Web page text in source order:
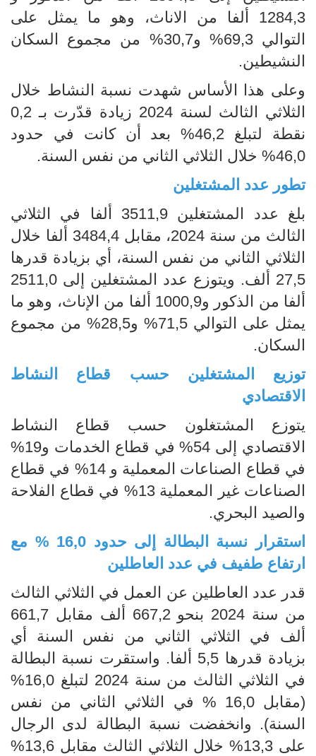
1284,3 ألفا من الاناث، وهو ما يمثل على
التوالي 69,3% و30,7% من مجموع السكان
النشيطين.
وعلى هذا الأساس شهدت نسبة النشاط خلال
الثلاثي الثالث لسنة 2024 زيادة قدّرت بـ 0,2
نقطة لتبلغ 46,2% بعد أن كانت في حدود
46,0% خلال الثلاثي الثاني من نفس السنة.
تطور عدد المشتغلين
بلغ عدد المشتغلين 3511,9 ألفا في الثلاثي
الثالث من سنة 2024، مقابل 3484,4 ألفا خلال
الثلاثي الثاني من نفس السنة، أي بزيادة قدرها
27,5 ألف. ويتوزع عدد المشتغلين إلى 2511,0
ألفا من الذكور و1000,9 ألفا من الإناث، وهو ما
يمثل على التوالي 71,5% و28,5% من مجموع
السكان.
توزيع المشتغلين حسب قطاع النشاط
الاقتصادي
يتوزع المشتغلون حسب قطاع النشاط
الاقتصادي إلى 54% في قطاع الخدمات و19%
في قطاع الصناعات المعملية و 14% في قطاع
الصناعات غير المعملية 13% في قطاع الفلاحة
والصيد البحري.
استقرار نسبة البطالة إلى حدود 16,0 % مع
ارتفاع طفيف في عدد العاطلين
قدر عدد العاطلين عن العمل في الثلاثي الثالث
من سنة 2024 بنحو 667,2 ألف مقابل 661,7
ألف في الثلاثي الثاني من نفس السنة أي
بزيادة قدرها 5,5 ألفا. واستقرت نسبة البطالة
في الثلاثي الثالث من سنة 2024 لتبلغ 16,0%
(مقابل 16,0 % في الثلاثي الثاني من نفس
السنة). وانخفضت نسبة البطالة لدى الرجال
على 13,3% خلال الثلاثي الثالث مقابل 13,6%